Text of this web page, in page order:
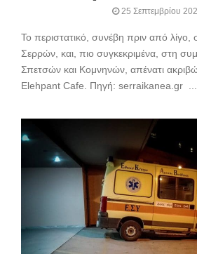
25 Σεπτεμβρίου
Το περιστατικό, συνέβη πριν από
Σερρών, και, πιο συγκεκριμένα, στη
Σπετσών και Κομνηνών, απένατι
Elehpant Cafe. Πηγή: serraikanea.gr ...